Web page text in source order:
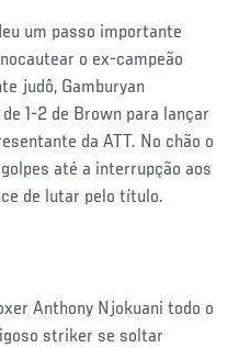
um passo importante
o ex-campeão
judô, Gamburyan
1-2 de Brown para lançar
da ATT. No chão o
até a interrupção aos
de lutar pelo título.
Anthony Njokuani todo o
striker se soltar